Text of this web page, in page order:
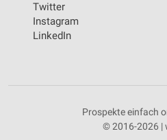
Twitter
Instagram
LinkedIn
Prospekte einfach
© 2016-2026 |